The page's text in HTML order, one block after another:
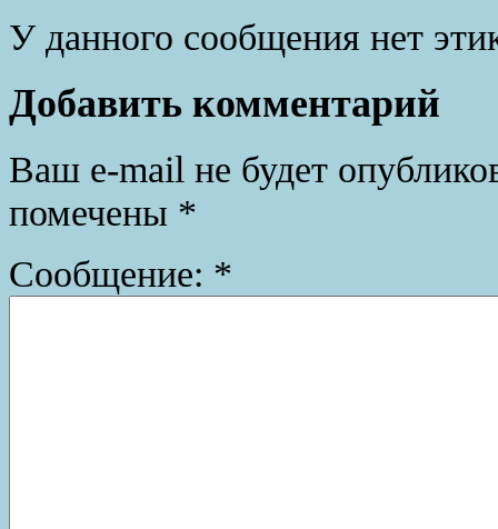
У данного сообщения нет
Добавить комментарий
Ваш e-mail не будет
помечены *
Сообщение: *